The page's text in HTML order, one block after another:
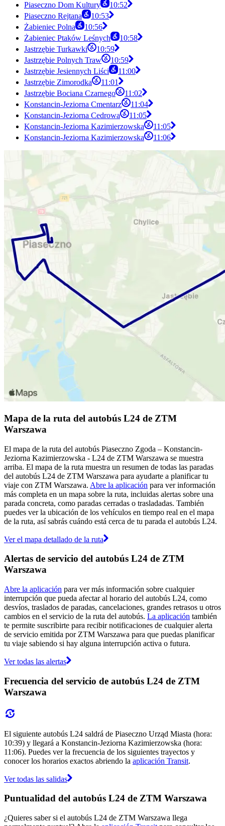
Piaseczno Dom Kultury
10:52
Piaseczno Rejtana
10:53
Żabieniec Polna
10:56
Żabieniec Ptaków Leśnych
10:58
Jastrzębie Turkawki
10:59
Jastrzębie Polnych Traw
10:59
Jastrzębie Jesiennych Liści
11:00
Jastrzębie Zimorodka
11:01
Jastrzębie Bociana Czarnego
11:02
Konstancin-Jeziorna Cmentarz
11:04
Konstancin-Jeziorna Cedrowa
11:05
Konstancin-Jeziorna Kazimierzowska
11:05
Konstancin-Jeziorna Kazimierzowska
11:06
Mapa de la ruta del autobús L24 de ZTM
Warszawa
El mapa de la ruta del autobús Piaseczno Zgoda – Konstancin-
Jeziorna Kazimierzowska - L24 de ZTM Warszawa se muestra
arriba. El mapa de la ruta muestra un resumen de todas las paradas
del autobús L24 de ZTM Warszawa para ayudarte a planificar tu
viaje con ZTM Warszawa. Abre la aplicación para ver información
más completa en un mapa sobre la ruta, incluidas alertas sobre una
parada concreta, como paradas cerradas o trasladadas. También
puedes ver la ubicación de los vehículos en tiempo real en el mapa
de la ruta, así sabrás cuándo está cerca de tu parada el autobús L24.
Ver el mapa detallado de la ruta
Alertas de servicio del autobús L24 de ZTM
Warszawa
Abre la aplicación para ver más información sobre cualquier
interrupción que pueda afectar al horario del autobús L24, como
desvíos, traslados de paradas, cancelaciones, grandes retrasos u otros
cambios en el servicio de la ruta del autobús. La aplicación también
te permite suscribirte para recibir notificaciones de cualquier alerta
de servicio emitida por ZTM Warszawa para que puedas planificar
tu viaje sabiendo si hay alguna interrupción activa o futura.
Ver todas las alertas
Frecuencia del servicio de autobús L24 de ZTM
Warszawa
El siguiente autobús L24 saldrá de Piaseczno Urząd Miasta (hora:
10:39) y llegará a Konstancin-Jeziorna Kazimierzowska (hora:
11:06). Puedes ver la frecuencia de los siguientes trayectos y
conocer los horarios exactos abriendo la aplicación Transit.
Ver todas las salidas
Puntualidad del autobús L24 de ZTM Warszawa
¿Quieres saber si el autobús L24 de ZTM Warszawa llega